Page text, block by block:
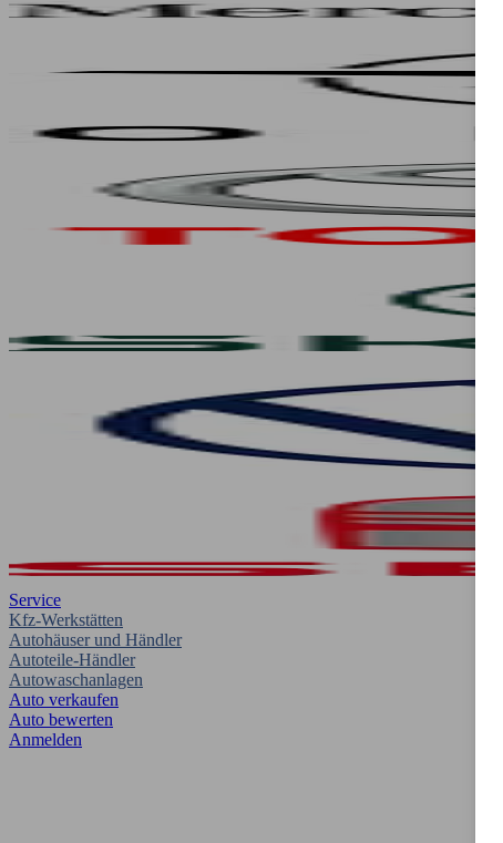
Service
Kfz-Werkstätten
Autohäuser und Händler
Autoteile-Händler
Autowaschanlagen
Auto verkaufen
Auto bewerten
Anmelden